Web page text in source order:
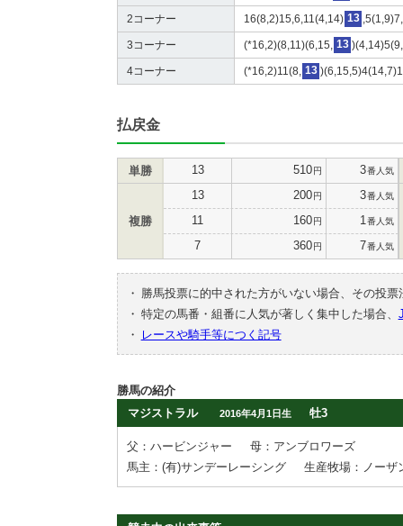
2コーナー 16(8,2)15,6,11(4,14) 13
3コーナー (*16,2)(8,11)(6,15, 13
4コーナー (*16,2)11(8, 13
払戻金
単勝 13 510円 3番人気
複勝
13 200円 3番人気
11 160円 1 番人気
7 360円 7番人気
・
勝馬投票に的中された方がいない場合、その投
・ 特定の馬番・組番に人気が著しく集中した場合、
・
レースや騎手等につく記号
勝馬の紹介
マジストラル
2016年4月1日生 牡3
父：ハービンジャー
母：アンブロワーズ
馬主：(有)サンデーレーシング
生産牧場：ノーザ